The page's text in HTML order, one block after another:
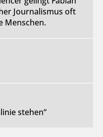
Journalismus oft
Menschen.
stehen“